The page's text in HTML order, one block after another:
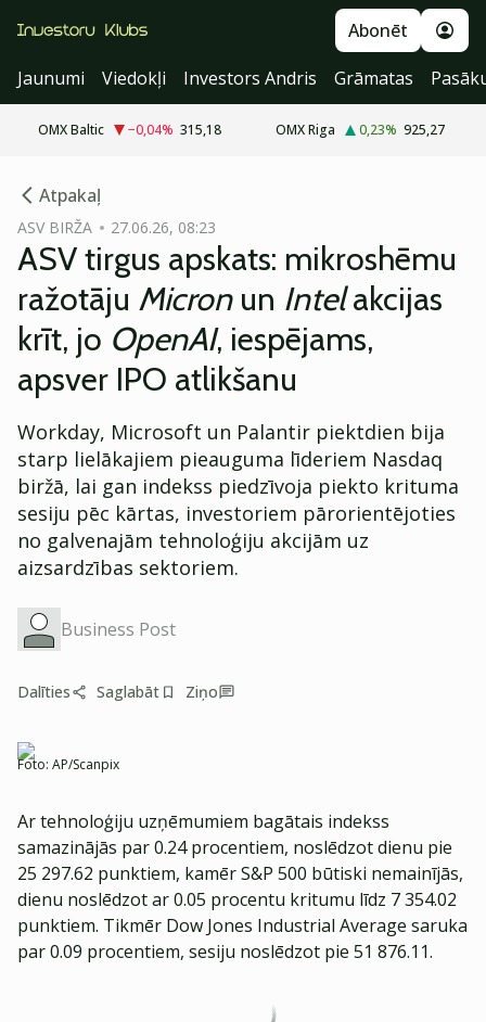
Abonēt
Jaunumi
Viedokļi Investors Andris Grāmatas
OMX Baltic −0,04% 315,18 OMX Riga 0,23% 925,27
Atpakaļ
ASV BIRŽA 27.06.26, 08:23
ASV tirgus apskats: mikroshēmu
ražotāju Micron un Intelakcijas
krīt, jo OpenAI, iespējams,
apsver IPO atlikšanu
Workday, Microsoft un Palantir piektdien bija
starp lielākajiem pieauguma līderiem Nasdaq
biržā, lai gan indekss piedzīvoja piekto krituma
sesiju pēc kārtas, investoriem pārorientējoties
no galvenajām tehnoloģiju akcijām uz
aizsardzības sektoriem.
Business Post
Dalīties Saglabāt Ziņo
Foto: AP/Scanpix
Ar tehnoloģiju uzņēmumiem bagātais indekss
samazinājās par 0.24 procentiem, noslēdzot dienu pie
25 297.62 punktiem, kamēr S&P 500 būtiski nemainījās,
dienu noslēdzot ar 0.05 procentu kritumu līdz 7 354.02
punktiem. Tikmēr Dow Jones Industrial Average saruka
par 0.09 procentiem, sesiju noslēdzot pie 51 876.11.